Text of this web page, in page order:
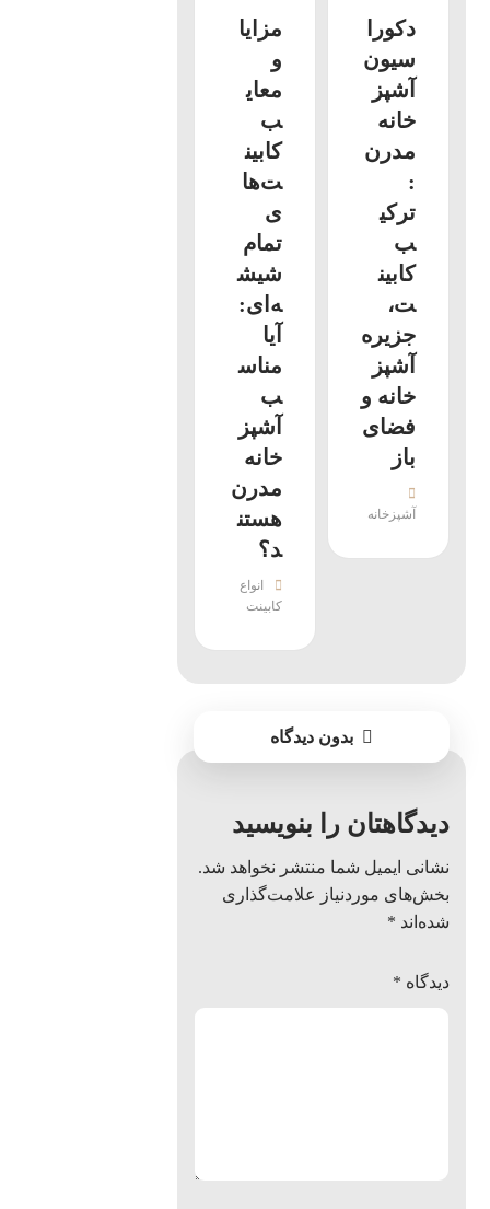
دکورا
سیون
آشپز
خانه
مدرن
:
ترکی
ب
کابین
ت،
جزیره
آشپز
خانه و
فضای
باز
آشپزخانه
مزایا
و
معای
ب
کابین
ت‌ها
ی
تمام
شیش
ه‌ای:
آیا
مناس
ب
آشپز
خانه
مدرن
هستن
د؟
انواع
کابینت
بدون دیدگاه
دیدگاهتان را بنویسید
نشانی ایمیل شما منتشر نخواهد شد.
بخش‌های موردنیاز علامت‌گذاری
شده‌اند *
دیدگاه *